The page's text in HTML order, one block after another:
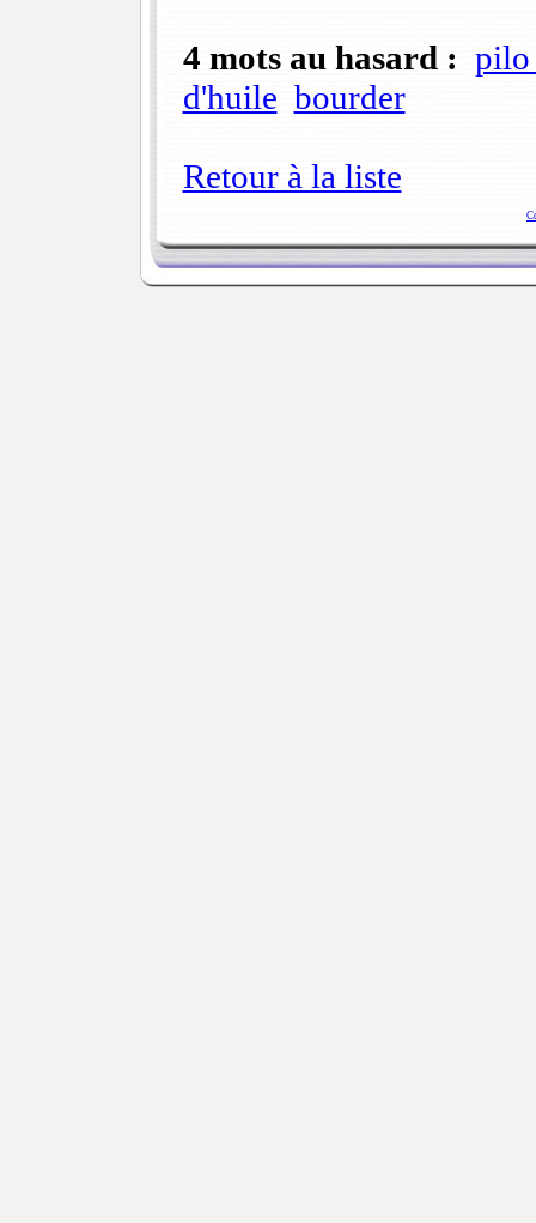
4 mots au hasard : pilo
d'huile bourder
Retour à la liste